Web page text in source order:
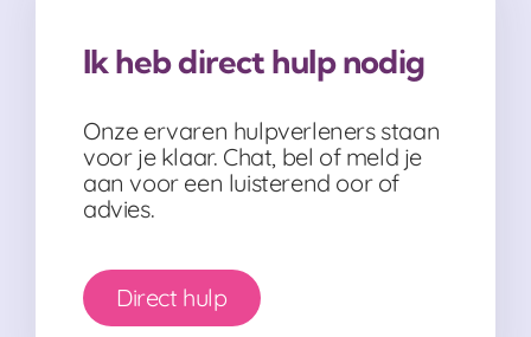
Ik heb direct hulp nodig
Onze ervaren hulpverleners staan
voor je klaar. Chat, bel of meld je
aan voor een luisterend oor of
advies.
Direct hulp